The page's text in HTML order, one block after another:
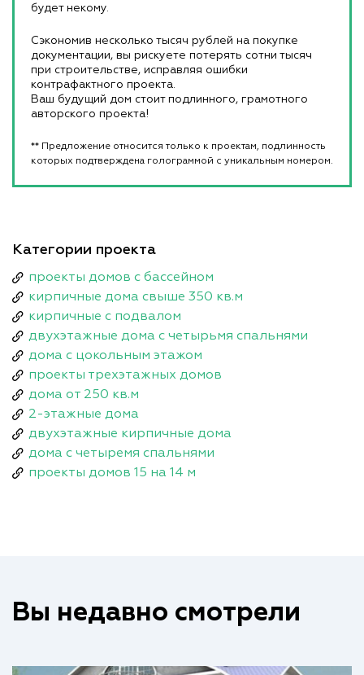
будет некому.
Сэкономив несколько тысяч рублей на покупке
документации, вы рискуете потерять сотни тысяч
при строительстве, исправляя ошибки
контрафактного проекта.
Ваш будущий дом стоит подлинного, грамотного
авторского проекта!
** Предложение относится только к проектам, подлинность
которых подтверждена голограммой с уникальным номером.
Категории проекта
проекты домов с бассейном
кирпичные дома свыше 350 кв.м
кирпичные с подвалом
двухэтажные дома с четырьмя спальнями
дома с цокольным этажом
проекты трехэтажных домов
дома от 250 кв.м
2-этажные дома
двухэтажные кирпичные дома
дома с четыремя спальнями
проекты домов 15 на 14 м
Вы недавно смотрели